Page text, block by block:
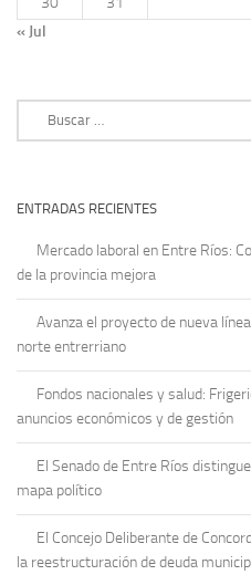
« Jul
ENTRADAS RECIENTES
Mercado laboral en Entre Ríos:
de la provincia mejora
Avanza el proyecto de nueva
norte entrerriano
Fondos nacionales y salud:
anuncios económicos y de gestión
El Senado de Entre Ríos
mapa político
El Concejo Deliberante de
la reestructuración de deuda